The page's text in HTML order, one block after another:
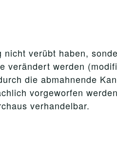
verübt haben,
verändert werden
die abmahnende
vorgeworfen
verhandelbar.